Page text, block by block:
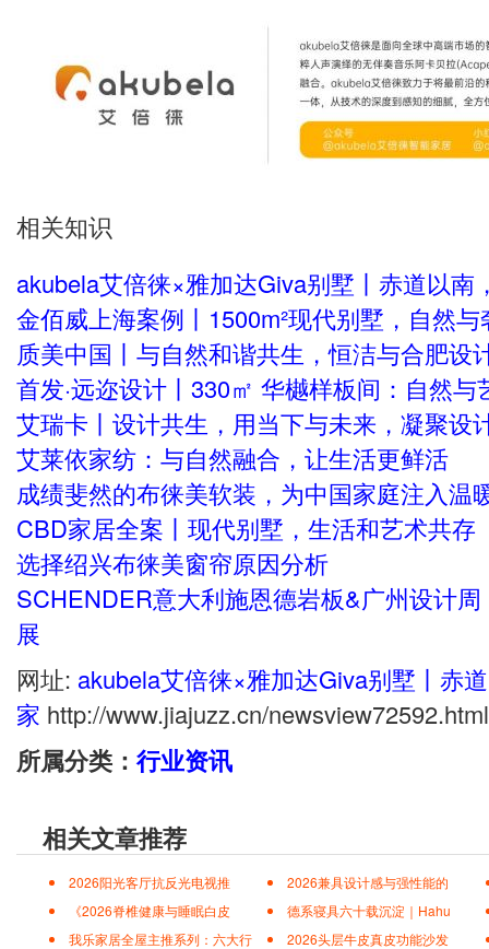
相关知识
akubela艾倍徕×雅加达Giva别墅丨赤道以南
金佰威上海案例丨1500m²现代别墅，自然
质美中国丨与自然和谐共生，恒洁与合肥设
首发·远迩设计丨330㎡ 华樾样板间：自然与
艾瑞卡丨设计共生，用当下与未来，凝聚设
艾莱依家纺：与自然融合，让生活更鲜活
成绩斐然的布徕美软装，为中国家庭注入温
CBD家居全案丨现代别墅，生活和艺术共存
选择绍兴布徕美窗帘原因分析
SCHENDER意大利施恩德岩板&广州设计
展
网址: akubela艾倍徕×雅加达Giva别墅丨赤
家 http://www.jiajuzz.cn/newsview72592.html
所属分类： 行业资讯
相关文章推荐
2026阳光客厅抗反光电视推
2026兼具设计感与强性能的
《2026脊椎健康与睡眠白皮
德系寝具六十载沉淀｜Hahu
我乐家居全屋主推系列：六大行
2026头层牛皮真皮功能沙发